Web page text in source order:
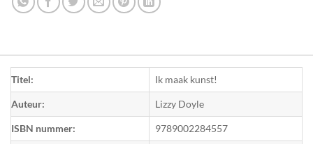
Titel: Ik maak kunst!
Auteur: Lizzy Doyle
ISBN nummer: 9789002284557